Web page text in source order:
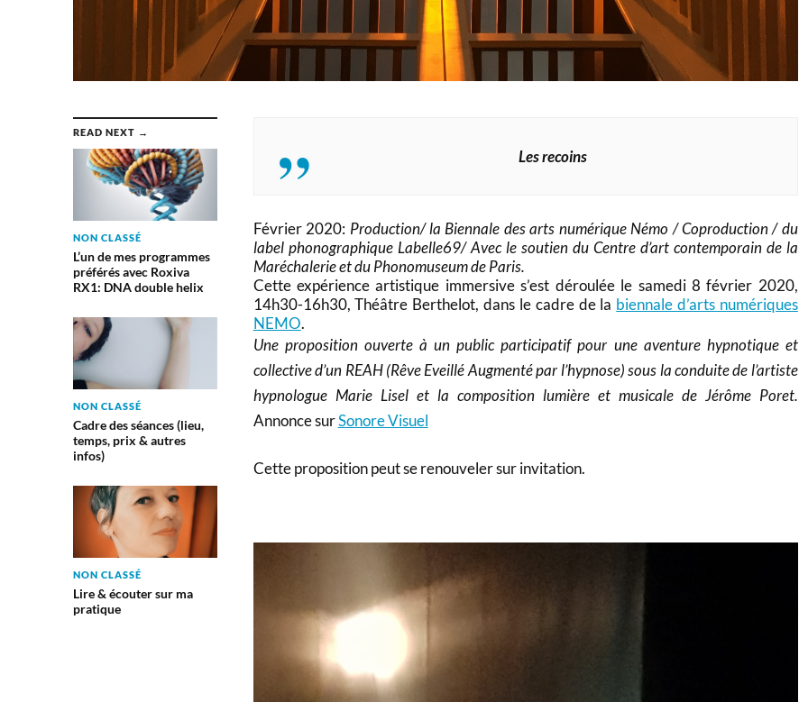
READ NEXT →
NON CLASSÉ
L’un de mes programmes
préférés avec Roxiva
RX1: DNA double helix
NON CLASSÉ
Cadre des séances (lieu,
temps, prix & autres
infos)
NON CLASSÉ
Lire & écouter sur ma
pratique
Les recoins
Février 2020: Production/ la Biennale des arts numérique Némo / Coproduction / du
label phonographique Labelle69/ Avec le soutien du Centre d’art contemporain de la
Maréchalerie et du Phonomuseum de Paris.
Cette expérience artistique immersive s’est déroulée le samedi 8 février 2020,
14h30-16h30, Théâtre Berthelot, dans le cadre de la biennale d’arts numériques
NEMO.
Une proposition ouverte à un public participatif pour une aventure hypnotique et
collective d’un REAH (Rêve Eveillé Augmenté par l’hypnose) sous la conduite de l’artiste
hypnologue Marie Lisel et la composition lumière et musicale de Jérôme Poret.
Annonce surSonore Visuel
Cette proposition peut se renouveler sur invitation.